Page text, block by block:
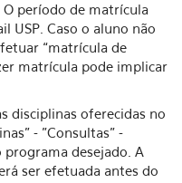
período de matrícula
USP. Caso o aluno não
“matrícula de
matrícula pode implicar
disciplinas oferecidas no
- "Consultas" -
programa desejado. A
ser efetuada antes do